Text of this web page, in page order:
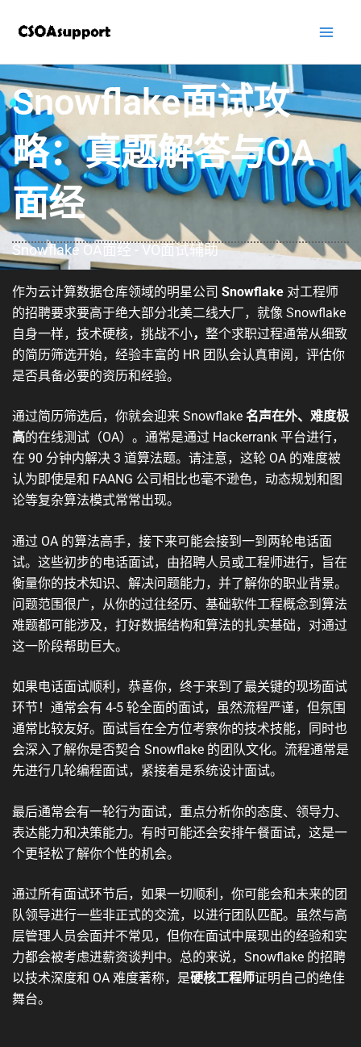
容Snowflake面试攻
略：真题解答与OA
面经
Snowflake OA面经 - VO面试辅助
作为云计算数据仓库领域的明星公司 Snowflake 对工程师
的招聘要求要高于绝大部分北美二线大厂，就像 Snowflake
自身一样，技术硬核，挑战不小， 整个求职过程通常从细致
的简历筛选开始，经验丰富的 HR 团队会认真审阅，评估你
是否具备必要的资历和经验。
通过简历筛选后，你就会迎来 Snowflake 名声在外、难度极
高的在线测试（OA）。通常是通过 Hackerrank 平台进行，
在 90 分钟内解决 3 道算法题。请注意，这轮 OA 的难度被
认为即使是和 FAANG 公司相比也毫不逊色，动态规划和图
论等复杂算法模式常常出现。
通过 OA 的算法高手，接下来可能会接到一到两轮电话面
试。这些初步的电话面试，由招聘人员或工程师进行，旨在
衡量你的技术知识、解决问题能力，并了解你的职业背景。
问题范围很广，从你的过往经历、基础软件工程概念到算法
难题都可能涉及，打好数据结构和算法的扎实基础，对通过
这一阶段帮助巨大。
如果电话面试顺利，恭喜你，终于来到了最关键的现场面试
环节！通常会有 4-5 轮全面的面试，虽然流程严谨，但氛围
通常比较友好。面试旨在全方位考察你的技术技能，同时也
会深入了解你是否契合 Snowflake 的团队文化。流程通常是
先进行几轮编程面试，紧接着是系统设计面试。
最后通常会有一轮行为面试，重点分析你的态度、领导力、
表达能力和决策能力。有时可能还会安排午餐面试，这是一
个更轻松了解你个性的机会。
通过所有面试环节后，如果一切顺利，你可能会和未来的团
队领导进行一些非正式的交流，以进行团队匹配。虽然与高
层管理人员会面并不常见，但你在面试中展现出的经验和实
力都会被考虑进薪资谈判中。总的来说，Snowflake 的招聘
以技术深度和 OA 难度著称，是硬核工程师证明自己的绝佳
舞台。